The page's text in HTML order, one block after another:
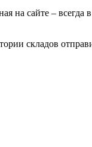
на сайте –
складов